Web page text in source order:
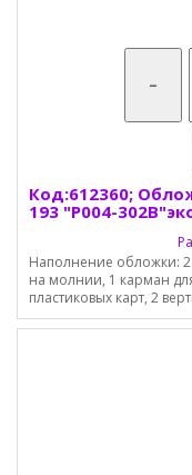
-
Код:612360;
193 "P004-
Наполнение обложки: 2
на молнии, 1 карман
пластиковых карт, 2